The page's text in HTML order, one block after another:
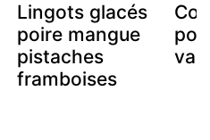
Lingots glacés
poire mangue
pistaches
framboises